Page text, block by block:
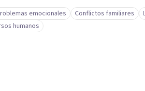
emocionales Conflictos familiares
humanos